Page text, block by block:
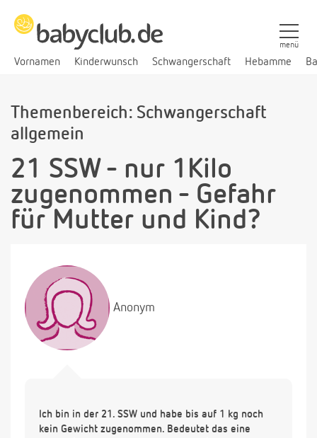
Vornamen Kinderwunsch Schwangerschaft Hebamme
menü
Themenbereich: Schwangerschaft
allgemein
21 SSW - nur 1Kilo
zugenommen - Gefahr
für Mutter und Kind?
Anonym
Ich bin in der 21. SSW und habe bis auf 1 kg noch
kein Gewicht zugenommen. Bedeutet das eine